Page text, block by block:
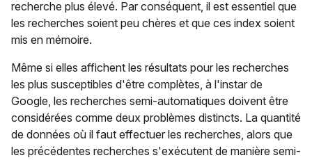
recherche plus élevé. Par conséquent, il est essentiel que
les recherches soient peu chères et que ces index soient
mis en mémoire.
Même si elles affichent les résultats pour les recherches
les plus susceptibles d'être complètes, à l'instar de
Google, les recherches semi-automatiques doivent être
considérées comme deux problèmes distincts. La quantité
de données où il faut effectuer les recherches, alors que
les précédentes recherches s'exécutent de manière semi-